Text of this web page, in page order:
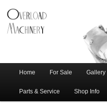
新潟のハー
レー中古車
バーロード
ショベル・アイアンスポーツ・
り扱う中古ハーレー専門店。整
ン
メ
イ
サ
ブ
Home For Sale Gallery
Parts & Service Shop Info